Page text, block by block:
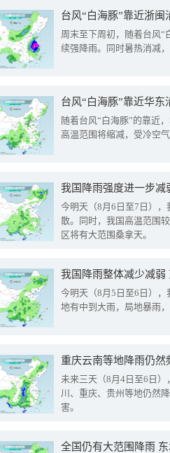
台风“白海豚”靠近浙
周末至下周初，随着台风“
续强降雨。同时暑热消减
台风“白海豚”靠近华
随着台风“白海豚”的靠近
高温范围将缩减，受冷空
今明天（8月6日至7日）
散。同时，我国高温范围
区将有大范围桑拿天。
我国降雨整体减少减弱
今明天（8月5日至6日）
地有中到大雨，局地暴雨
重庆云南等地降雨仍然
未来三天（8月4日至6日
川、重庆、贵州等地仍然
害。
全国仍有大范围降雨